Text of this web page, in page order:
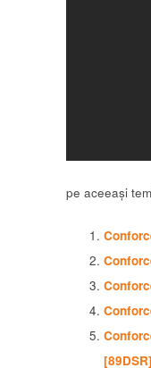
pe aceeași
[89DSR]